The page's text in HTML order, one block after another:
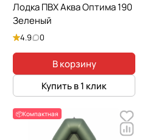
Лодка ПВХ Аква Оптима 190
Зеленый
4.9 0
В корзину
Купить в 1 клик
📦Компактная